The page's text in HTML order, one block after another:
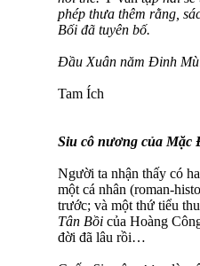
phép thưa thêm rằng,
Bối đã tuyên bố.
Đầu Xuân năm Đinh
Tam Ích
Siu cô nương của Mặc
Người ta nhận thấy có
một cá nhân (roman-
trước; và một thứ tiểu
Tân Bồi của Hoàng
đời đã lâu rồi…